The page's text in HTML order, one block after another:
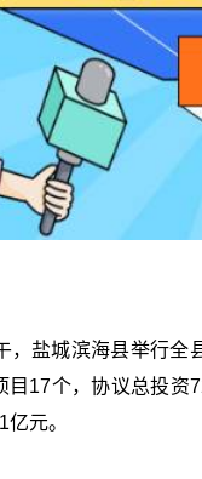
，盐城滨海县举行全
目17个，协议总投资
元。